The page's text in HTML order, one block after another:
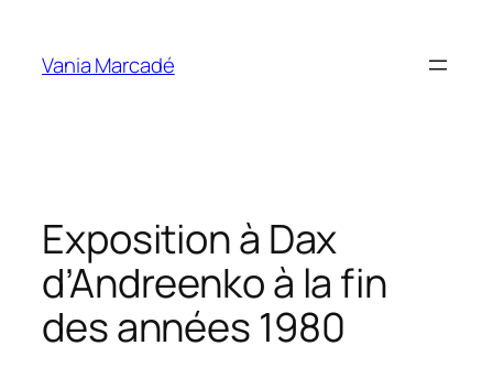
contenu
Vania Marcadé
Exposition à Dax
d’Andreenko à la fin
des années 1980